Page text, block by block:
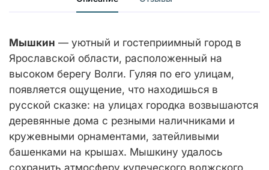
Мышкин — уютный и гостеприимный город в
Ярославской области, расположенный на
высоком берегу Волги. Гуляя по его улицам,
появляется ощущение, что находишься в
русской сказке: на улицах городка возвышаются
деревянные дома с резными наличниками и
кружевными орнаментами, затейливыми
башенками на крышах. Мышкину удалось
сохранить атмосферу купеческого волжского